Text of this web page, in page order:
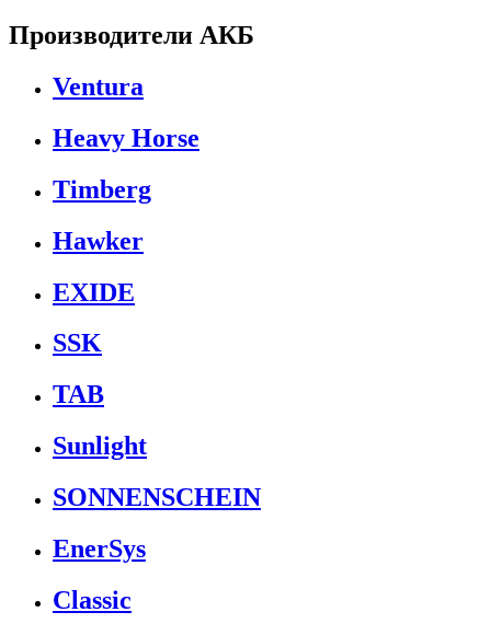
Производители АКБ
Ventura
Heavy Horse
Timberg
Hawker
EXIDE
SSK
TAB
Sunlight
SONNENSCHEIN
EnerSys
Classic